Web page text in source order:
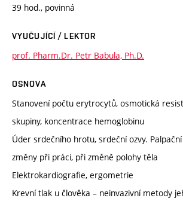
39 hod., povinná
VYUČUJÍCÍ / LEKTOR
prof. Pharm.Dr. Petr Babula, Ph.D.
OSNOVA
Stanovení počtu erytrocytů, osmotická
skupiny, koncentrace hemoglobinu
Úder srdečního hrotu, srdeční ozvy.
změny při práci, při změně polohy těla
Elektrokardiografie, ergometrie
Krevní tlak u člověka – neinvazivní metody